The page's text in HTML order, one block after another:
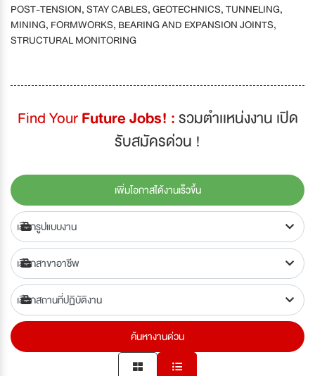
POST-TENSION, STAY CABLES, GEOTECHNICS, TUNNELING,
MINING, FORMWORKS, BEARING AND EXPANSION JOINTS,
STRUCTURAL MONITORING
Find YourFuture Jobs! :รวมตำเเหน่งงาน เปิด
รับสมัครด่วน !
เพิ่มโอกาสได้งานเร็วขึ้น
ค้นหางานด่วน